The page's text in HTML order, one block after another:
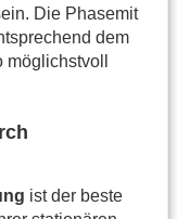
Die Phasemit
dem
ist der beste